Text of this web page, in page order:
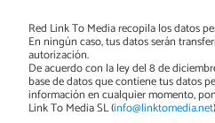
Red Link To Media recopila los datos
En ningún caso, tus datos serán
autorización.
De acuerdo con la ley del 8 de
base de datos que contiene tus datos
información en cualquier momento,
Link To Media SL (info@linktomedia.net)